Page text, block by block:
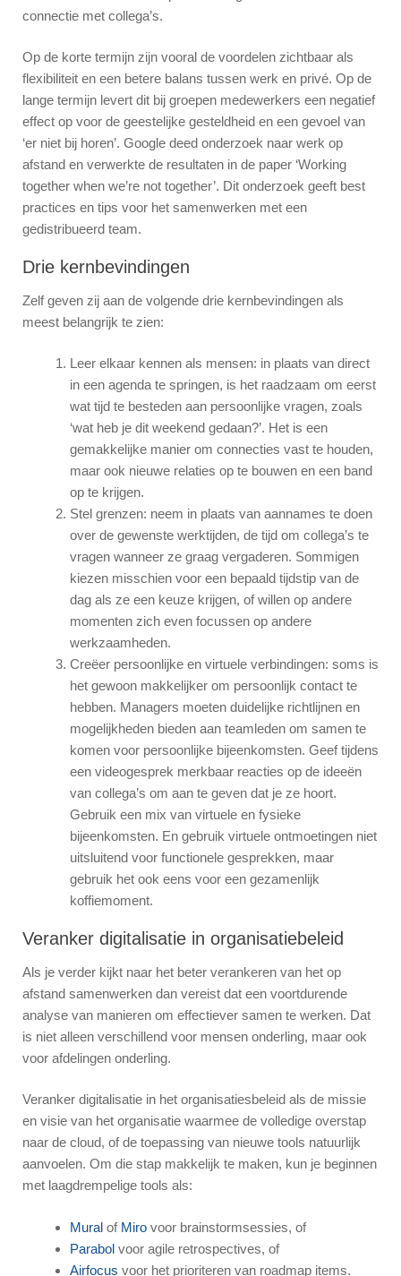
connectie met collega’s.
Op de korte termijn zijn vooral de voordelen zichtbaar als
flexibiliteit en een betere balans tussen werk en privé. Op de
lange termijn levert dit bij groepen medewerkers een negatief
effect op voor de geestelijke gesteldheid en een gevoel van
‘er niet bij horen’. Google deed onderzoek naar werk op
afstand en verwerkte de resultaten in de paper ‘Working
together when we’re not together’. Dit onderzoek geeft best
practices en tips voor het samenwerken met een
gedistribueerd team.
Drie kernbevindingen
Zelf geven zij aan de volgende drie kernbevindingen als
meest belangrijk te zien:
Leer elkaar kennen als mensen: in plaats van direct
in een agenda te springen, is het raadzaam om eerst
wat tijd te besteden aan persoonlijke vragen, zoals
‘wat heb je dit weekend gedaan?’. Het is een
gemakkelijke manier om connecties vast te houden,
maar ook nieuwe relaties op te bouwen en een band
op te krijgen.
Stel grenzen: neem in plaats van aannames te doen
over de gewenste werktijden, de tijd om collega’s te
vragen wanneer ze graag vergaderen. Sommigen
kiezen misschien voor een bepaald tijdstip van de
dag als ze een keuze krijgen, of willen op andere
momenten zich even focussen op andere
werkzaamheden.
Creëer persoonlijke en virtuele verbindingen: soms is
het gewoon makkelijker om persoonlijk contact te
hebben. Managers moeten duidelijke richtlijnen en
mogelijkheden bieden aan teamleden om samen te
komen voor persoonlijke bijeenkomsten. Geef tijdens
een videogesprek merkbaar reacties op de ideeën
van collega’s om aan te geven dat je ze hoort.
Gebruik een mix van virtuele en fysieke
bijeenkomsten. En gebruik virtuele ontmoetingen niet
uitsluitend voor functionele gesprekken, maar
gebruik het ook eens voor een gezamenlijk
koffiemoment.
Veranker digitalisatie in organisatiebeleid
Als je verder kijkt naar het beter verankeren van het op
afstand samenwerken dan vereist dat een voortdurende
analyse van manieren om effectiever samen te werken. Dat
is niet alleen verschillend voor mensen onderling, maar ook
voor afdelingen onderling.
Veranker digitalisatie in het organisatiesbeleid als de missie
en visie van het organisatie waarmee de volledige overstap
naar de cloud, of de toepassing van nieuwe tools natuurlijk
aanvoelen. Om die stap makkelijk te maken, kun je beginnen
met laagdrempelige tools als:
Muralof Mirovoor brainstormsessies, of
Parabolvoor agile retrospectives, of
Airfocus voor het prioriteren van roadmap items.